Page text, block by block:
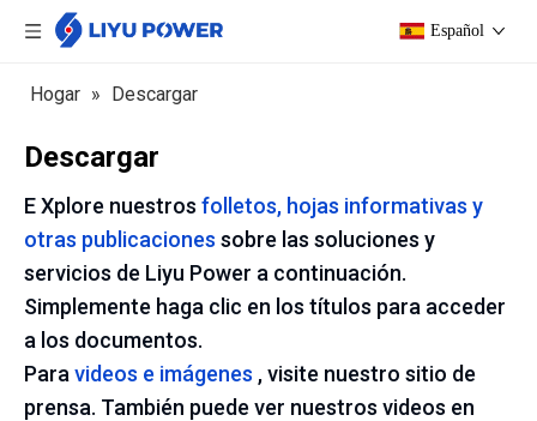
Español
Hogar » Descargar
Descargar
EXplore nuestros folletos, hojas informativas y
otras publicaciones sobre las soluciones y
servicios de Liyu Power a continuación.
Simplemente haga clic en los títulos para acceder
a los documentos.
Para videos e imágenes , visite nuestro sitio de
prensa. También puede ver nuestros videos en